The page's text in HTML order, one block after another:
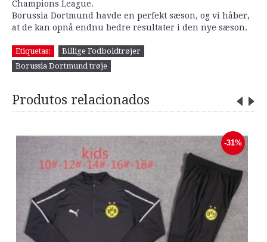
Champions League.
Borussia Dortmund havde en perfekt sæson, og vi håber,
at de kan opnå endnu bedre resultater i den nye sæson.
Etiquetas:
Billige Fodboldtrøjer
Borussia Dortmund trøje
Produtos relacionados
-31%